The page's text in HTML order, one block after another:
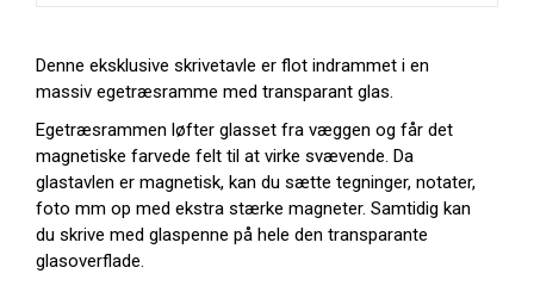
Denne eksklusive skrivetavle er flot indrammet i en
massiv egetræsramme med transparant glas.
Egetræsrammen løfter glasset fra væggen og får det
magnetiske farvede felt til at virke svævende. Da
glastavlen er magnetisk, kan du sætte tegninger, notater,
foto mm op med ekstra stærke magneter. Samtidig kan
du skrive med glaspenne på hele den transparante
glasoverflade.